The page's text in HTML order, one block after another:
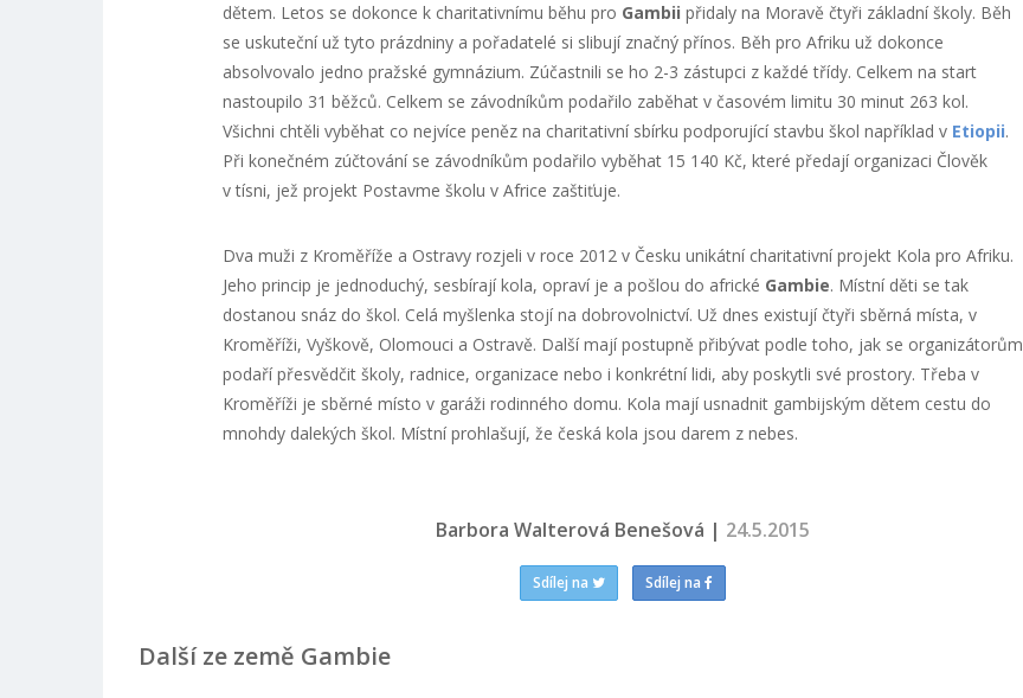
dětem. Letos se dokonce k charitativnímu běhu pro Gambii přidaly na Moravě čtyři základní školy. Běh
se uskuteční už tyto prázdniny a pořadatelé si slibují značný přínos. Běh pro Afriku už dokonce
absolvovalo jedno pražské gymnázium. Zúčastnili se ho 2-3 zástupci z každé třídy. Celkem na start
nastoupilo 31 běžců. Celkem se závodníkům podařilo zaběhat v časovém limitu 30 minut 263 kol.
Všichni chtěli vyběhat co nejvíce peněz na charitativní sbírku podporující stavbu škol například v Etiopii.
Při konečném zúčtování se závodníkům podařilo vyběhat 15 140 Kč, které předají organizaci Člověk
v tísni, jež projekt Postavme školu v Africe zaštiťuje.
Dva muži z Kroměříže a Ostravy rozjeli v roce 2012 v Česku unikátní charitativní projekt Kola pro Afriku.
Jeho princip je jednoduchý, sesbírají kola, opraví je a pošlou do africké Gambie. Místní děti se tak
dostanou snáz do škol. Celá myšlenka stojí na dobrovolnictví. Už dnes existují čtyři sběrná místa, v
Kroměříži, Vyškově, Olomouci a Ostravě. Další mají postupně přibývat podle toho, jak se organizátorům
podaří přesvědčit školy, radnice, organizace nebo i konkrétní lidi, aby poskytli své prostory. Třeba v
Kroměříži je sběrné místo v garáži rodinného domu. Kola mají usnadnit gambijským dětem cestu do
mnohdy dalekých škol. Místní prohlašují, že česká kola jsou darem z nebes.
Barbora Walterová Benešová | 24.5.2015
Sdílej na Sdílej na
Další ze země Gambie